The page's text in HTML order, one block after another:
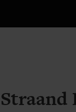
Straand